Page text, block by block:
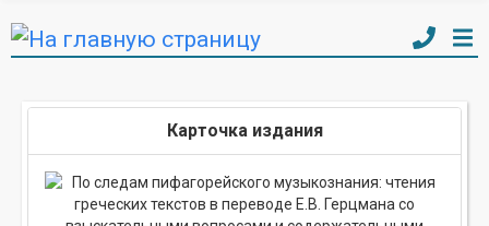
Карточка издания